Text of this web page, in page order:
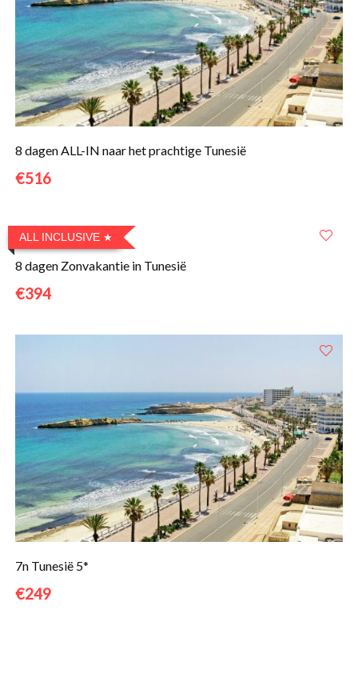
8 dagen ALL-IN naar het prachtige Tunesië
€516
ALL INCLUSIVE
8 dagen Zonvakantie in Tunesië
€394
7n Tunesië 5*
€249